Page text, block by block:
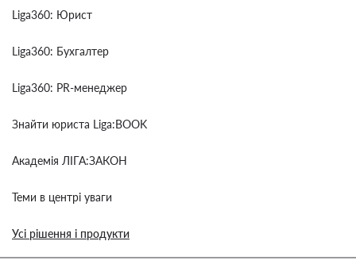
Liga360: Юрист
Liga360: Бухгалтер
Liga360: PR-менеджер
Знайти юриста Liga:BOOK
Академія ЛІГА:ЗАКОН
Теми в центрі уваги
Усі рішення і продукти